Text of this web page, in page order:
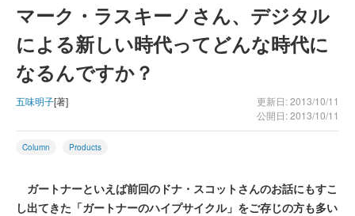
マーク・ラスキーノさん、デジタル
による新しい時代ってどんな時代に
なるんですか？
五味明子[著]
更新日: 2013/10/11
公開日: 2013/10/11
Column Products
ガートナーといえば前回のドナ・スコットさんのお話にもすこ
し出てきた「ガートナーのハイプサイクル」をご存じの方も多い